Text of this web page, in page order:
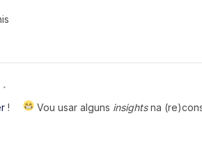
! Vou usar alguns insightsna